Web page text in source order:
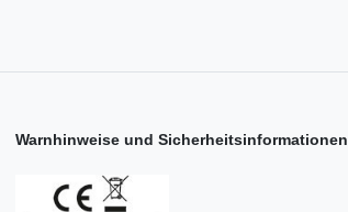
Warnhinweise und Sicherheitsinformationen